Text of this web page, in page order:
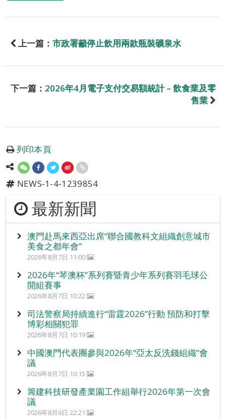
上一篇： 市政署籲停止飲用兩款瓶裝礦泉水
下一篇： 2026年4月電子支付交易額統計 – 飲食業及零
售業
列印本頁
NEWS-1-4-1239854
最新新聞
澳門赴馬來西亞出席“聯合國教科文組織創意城市
美食之都年會”
2026年8月7日 11:00
2026年“琴澳杯”系列賽暨青少年系列賽羽毛球公
開組賽事
2026年8月7日 10:22
司法警察局持續進行“雷霆2026”行動 預防和打擊
博彩相關犯罪
2026年8月7日 10:19
中國澳門代表團參與2026年“亞太反洗錢組織”會
議
2026年8月7日 10:15
籌建科技研發產業園工作組舉行2026年第一次會
議
2026年8月6日 22:21